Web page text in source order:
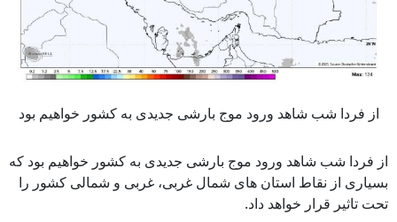
از فردا شب شاهد ورود موج بارشی جدیدی به کشور خواهیم بود
از فردا شب شاهد ورود موج بارشی جدیدی به کشور خواهیم بود که
بسیاری از نقاط استان های شمال غربی، غربی و شمالی کشور را
تحت تاثیر قرار خواهد داد.